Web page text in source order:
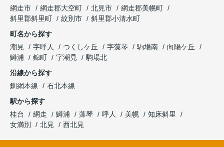
網走市
網走郡大空町 北見市
網走郡美幌町
斜里郡斜里町
紋別市
斜里郡小清水町
町名から探す
潮見
字呼人 つくしケ丘 字藻琴 駒場南
向陽ケ丘
鱒浦
錦町 字潮見
駒場北
沿線から探す
釧網本線
石北本線
駅から探す
桂台
網走 鱒浦 藻琴 呼人 美幌
知床斜里
女満別
北見 西北見